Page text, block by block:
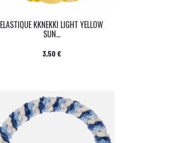
ELASTIQUE KKNEKKI LIGHT YELLOW
SUN...
Prix
3,50 €